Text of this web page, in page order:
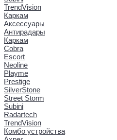
TrendVision
Каркам
Аксессуары
Антирадары
Каркам
Cobra
Escort
Neoline
Playme
Prestige
SilverStone
Street Storm
Subini
Radartech
TrendVision
Комбо устройства